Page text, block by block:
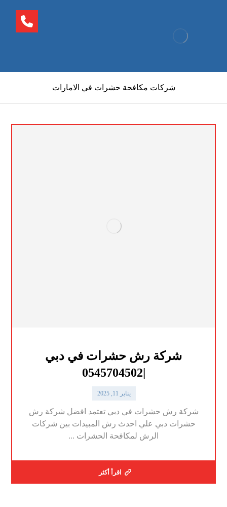
شركات مكافحة حشرات في الامارات
شركة رش حشرات في دبي
يناير 11, 2025
شركة رش حشرات في دبي تعتمد افضل شركة رش
حشرات دبي علي احدث رش المبيدات بين شركات
الرش لمكافحة الحشرات ...
اقرأ أكثر